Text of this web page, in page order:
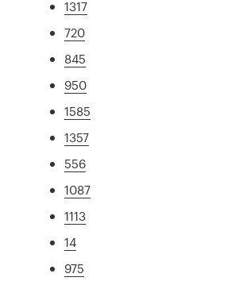
1317
720
845
950
1585
1357
556
1087
1113
14
975